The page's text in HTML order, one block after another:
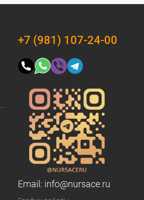
+7 (981) 107-24-00
Email: info@nursace.ru